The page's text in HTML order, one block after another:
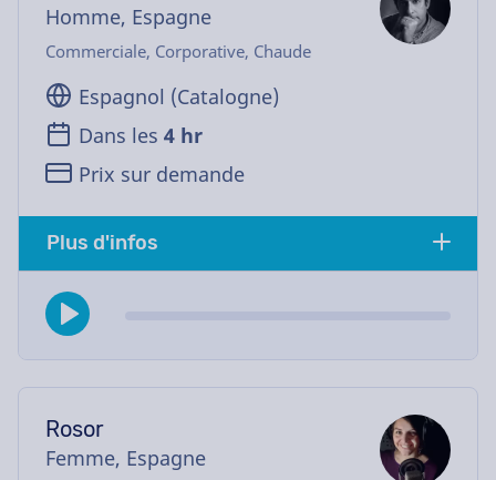
Homme, Espagne
Commerciale, Corporative, Chaude
Espagnol (Catalogne)
Dans les 4 hr
Prix sur demande
Plus d'infos
Rosor
Femme, Espagne